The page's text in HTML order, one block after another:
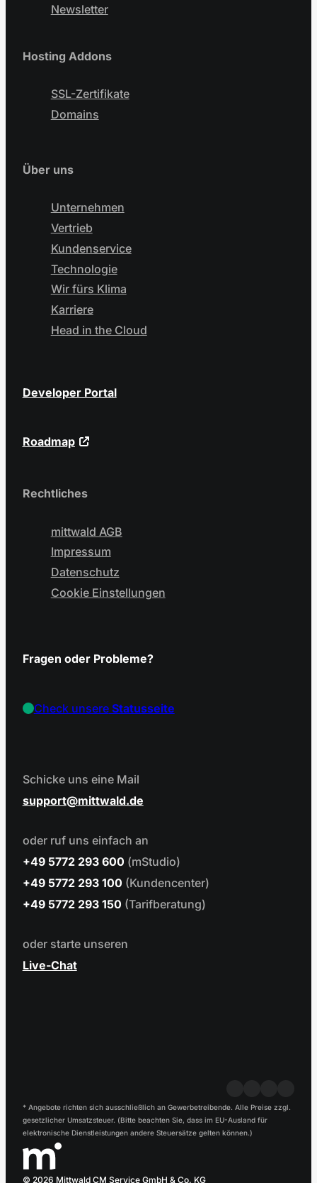
Newsletter
Hosting Addons
SSL-Zertifikate
Domains
Über uns
Unternehmen
Vertrieb
Kundenservice
Technologie
Wir fürs Klima
Karriere
Head in the Cloud
Developer Portal
Roadmap
Rechtliches
mittwald AGB
Impressum
Datenschutz
Cookie Einstellungen
Fragen oder Probleme?
Check unsereStatusseite
Schicke uns eine Mail
support
mittwald.de
oder ruf uns einfach an
+49 5772 293 600 (mStudio)
+49 5772 293 100 (Kundencenter)
+49 5772 293 150 (Tarifberatung)
oder starte unseren
Live-Chat
© 2026 Mittwald CM Service GmbH & Co. KG
* Angebote richten sich ausschließlich an Gewerbetreibende. Alle Preise zzgl.
gesetzlicher Umsatzsteuer. (Bitte beachten Sie, dass im EU-Ausland für
elektronische Dienstleistungen andere Steuersätze gelten können.)